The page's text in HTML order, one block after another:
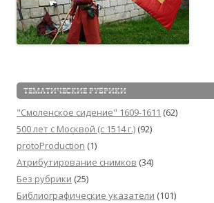
ТЕМАТИЧЕСКИЕ РУБРИКИ
"Смоленское сидение" 1609-1611 (62)
500 лет с Москвой (c 1514 г.) (92)
protoProduction (1)
Атрибутирование снимков (34)
Без рубрики (25)
Библиографические указатели (101)